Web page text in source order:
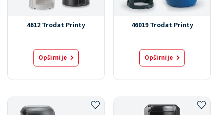
4612 Trodat Printy
Opširnije
46019 Trodat Printy
Opširnije